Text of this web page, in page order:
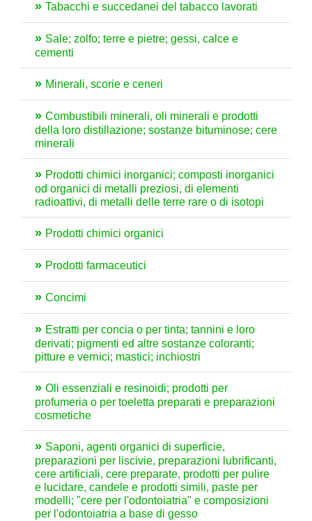
Tabacchi e succedanei del tabacco lavorati
Sale; zolfo; terre e pietre; gessi, calce e
cementi
Minerali, scorie e ceneri
Combustibili minerali, oli minerali e prodotti
della loro distillazione; sostanze bituminose; cere
minerali
Prodotti chimici inorganici; composti inorganici
od organici di metalli preziosi, di elementi
radioattivi, di metalli delle terre rare o di isotopi
Prodotti chimici organici
Prodotti farmaceutici
Concimi
Estratti per concia o per tinta; tannini e loro
derivati; pigmenti ed altre sostanze coloranti;
pitture e vernici; mastici; inchiostri
Oli essenziali e resinoidi; prodotti per
profumeria o per toeletta preparati e preparazioni
cosmetiche
Saponi, agenti organici di superficie,
preparazioni per liscivie, preparazioni lubrificanti,
cere artificiali, cere preparate, prodotti per pulire
e lucidare, candele e prodotti simili, paste per
modelli; "cere per l'odontoiatria" e composizioni
per l'odontoiatria a base di gesso